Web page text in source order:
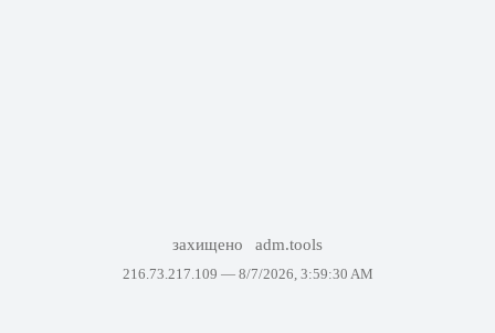
захищено adm.tools
216.73.217.109 — 8/7/2026, 3:59:30 AM